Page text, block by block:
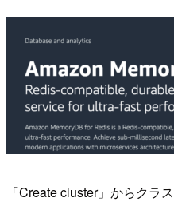
「Create cluster」からクラ